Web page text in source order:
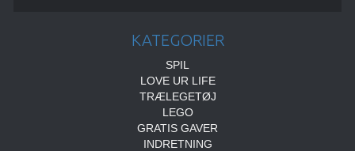
KATEGORIER
SPIL
LOVE UR LIFE
TRÆLEGETØJ
LEGO
GRATIS GAVER
INDRETNING